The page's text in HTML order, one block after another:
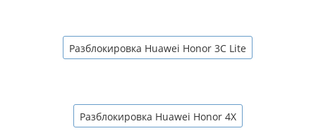
Разблокировка Huawei Honor 3C Lite
Разблокировка Huawei Honor 4X